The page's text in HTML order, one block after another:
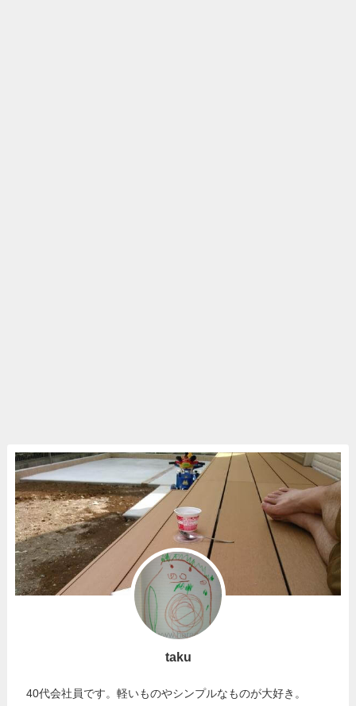
taku
40代会社員です。軽いものやシンプルなものが大好き。